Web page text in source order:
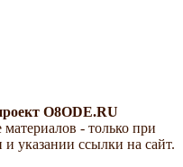
O8ODE.RU
- только при
и указании ссылки на сайт.